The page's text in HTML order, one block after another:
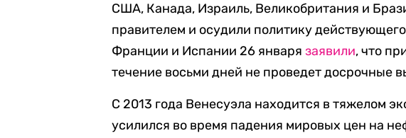
США, Канада, Израиль, Великобритания и
правителем и осудили политику
Франции и Испании 26 январязаявили, что
течение восьми дней не проведет досрочные
С 2013 года Венесуэла находится в тяжелом
усилился во время падения мировых цен на